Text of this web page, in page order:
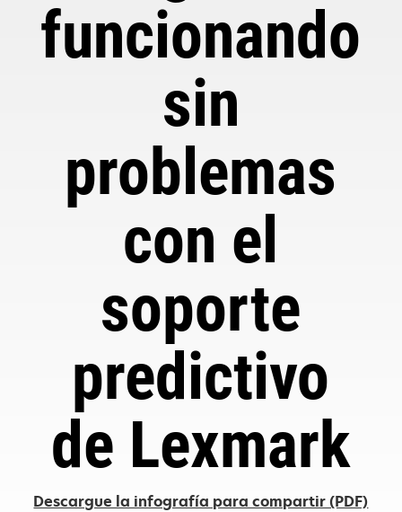
funcionando
sin
problemas
con el
soporte
predictivo
de Lexmark
Descargue la infografía para compartir (PDF)